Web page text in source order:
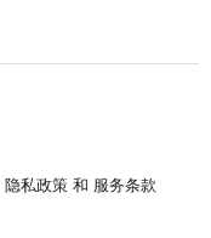
隐私政策 和 服务条款